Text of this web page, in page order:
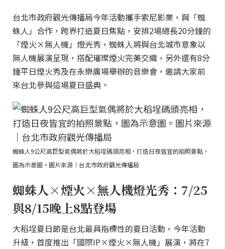
台北市政府觀光傳播局今年活動攜手索尼影業，與「蜘
蛛人」合作，跨界打造夏日焦點，安排2場總長20分鐘的
「煙火×無人機」燈光秀，蜘蛛人將與台北城市意象以
無人機展演呈現，搭配璀璨煙火完美交織，另外還有8分
鐘平日煙火秀及在永樂廣場舉辦的音樂會，邀請大家前
來台北參與這場夏日盛典。
蜘蛛人9公尺高巨型氣偶將於大稻埕碼頭亮相，打造日夜皆宜的拍照景點，
圖為示意圖。圖片來源｜台北市政府觀光傳播局
蜘蛛人×煙火×無人機燈光秀：7/25
與8/15晚上8點登場
大稻埕夏日節是台北最具指標性的夏日活動，今年活動
升級，首度推出「國際IP×煙火×無人機」展演，將在7